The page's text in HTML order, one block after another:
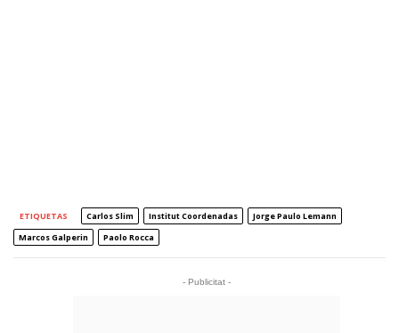
ETIQUETAS Carlos Slim Institut Coordenadas
Jorge Paulo Lemann
Marcos Galperin
Paolo Rocca
- Publicitat -